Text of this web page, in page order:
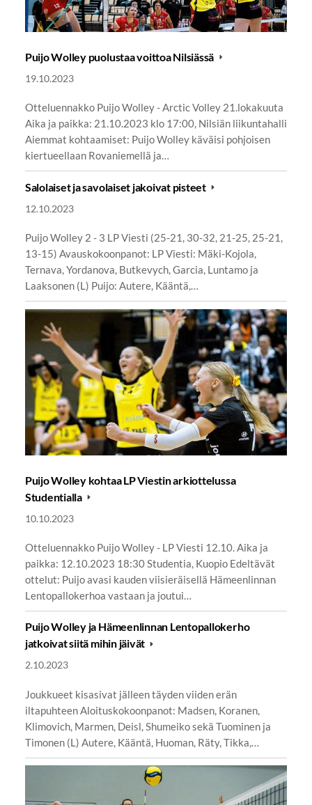
Puijo Wolley puolustaa voittoa Nilsiässä
19.10.2023
Otteluennakko Puijo Wolley - Arctic Volley 21.lokakuuta
Aika ja paikka: 21.10.2023 klo 17:00, Nilsiän liikuntahalli
Aiemmat kohtaamiset: Puijo Wolley käväisi pohjoisen
kiertueellaan Rovaniemellä ja…
Salolaiset ja savolaiset jakoivat pisteet
12.10.2023
Puijo Wolley 2 - 3 LP Viesti (25-21, 30-32, 21-25, 25-21,
13-15) Avauskokoonpanot: LP Viesti: Mäki-Kojola,
Ternava, Yordanova, Butkevych, Garcia, Luntamo ja
Laaksonen (L) Puijo: Autere, Kääntä,…
Puijo Wolley kohtaa LP Viestin arkiottelussa
Studentialla
10.10.2023
Otteluennakko Puijo Wolley - LP Viesti 12.10. Aika ja
paikka: 12.10.2023 18:30 Studentia, Kuopio Edeltävät
ottelut: Puijo avasi kauden viisieräisellä Hämeenlinnan
Lentopallokerhoa vastaan ja joutui…
Puijo Wolley ja Hämeenlinnan Lentopallokerho
jatkoivat siitä mihin jäivät
2.10.2023
Joukkueet kisasivat jälleen täyden viiden erän
iltapuhteen Aloituskokoonpanot: Madsen, Koranen,
Klimovich, Marmen, Deisl, Shumeiko sekä Tuominen ja
Timonen (L) Autere, Kääntä, Huoman, Räty, Tikka,…